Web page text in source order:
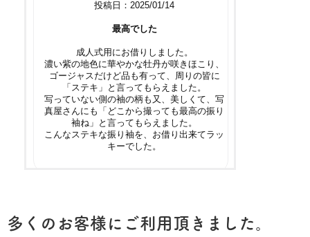
多くのお客様にご利用頂きました。